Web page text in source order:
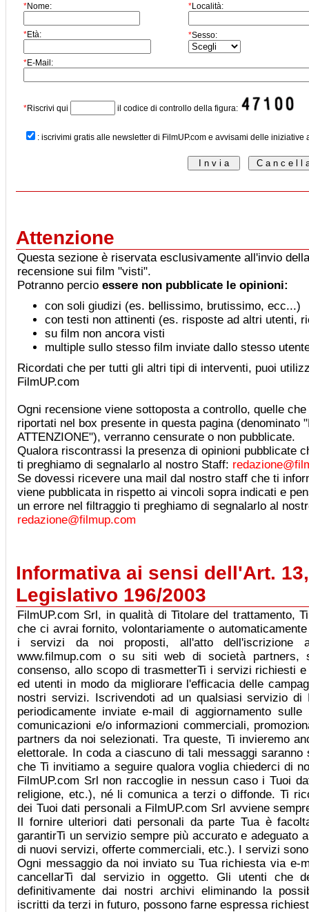
*Nome: *Località:
*Età: *Sesso:
*E-Mail:
*Riscrivi qui il codice di controllo della figura:
: iscrivimi gratis alle newsletter di FilmUP.com e avvisami delle iniziative
Attenzione
Questa sezione è riservata esclusivamente all'invio
recensione sui film "visti".
Potranno percio essere non pubblicate le opinioni:
con soli giudizi (es. bellissimo, brutissimo, ecc...)
con testi non attinenti (es. risposte ad altri utenti,
su film non ancora visti
multiple sullo stesso film inviate dallo stesso
Ricordati che per tutti gli altri tipi di interventi, puoi
FilmUP.com
Ogni recensione viene sottoposta a controllo, quelle
riportati nel box presente in questa pagina (denominato
ATTENZIONE"), verranno censurate o non pubblicate.
Qualora riscontrassi la presenza di opinioni pubblicate
ti preghiamo di segnalarlo al nostro Staff:
Se dovessi ricevere una mail dal nostro staff che ti
viene pubblicata in rispetto ai vincoli sopra indicati e
un errore nel filtraggio ti preghiamo di segnalarlo al
redazione@filmup.com
Informativa ai sensi dell'Art.
Legislativo 196/2003
FilmUP.com Srl, in qualità di Titolare del trattamento,
che ci avrai fornito, volontariamente o
i servizi da noi proposti, all'atto
www.filmup.com o su siti web di società partners,
consenso, allo scopo di trasmetterTi i servizi richiesti
ed utenti in modo da migliorare l'efficacia delle
nostri servizi. Iscrivendoti ad un qualsiasi servizio di
periodicamente inviate e-mail di aggiornamento
comunicazioni e/o informazioni commerciali,
partners da noi selezionati. Tra queste, Ti invieremo
elettorale. In coda a ciascuno di tali messaggi
che Ti invitiamo a seguire qualora voglia chiederci di
FilmUP.com Srl non raccoglie in nessun caso i Tuoi
religione, etc.), né li comunica a terzi o diffonde. Ti
dei Tuoi dati personali a FilmUP.com Srl avviene
Il fornire ulteriori dati personali da parte Tua è
garantirTi un servizio sempre più accurato e adeguato
di nuovi servizi, offerte commerciali, etc.). I servizi
Ogni messaggio da noi inviato su Tua richiesta via e-
cancellarTi dal servizio in oggetto. Gli utenti che
definitivamente dai nostri archivi eliminando la
iscritti da terzi in futuro, possono farne espressa